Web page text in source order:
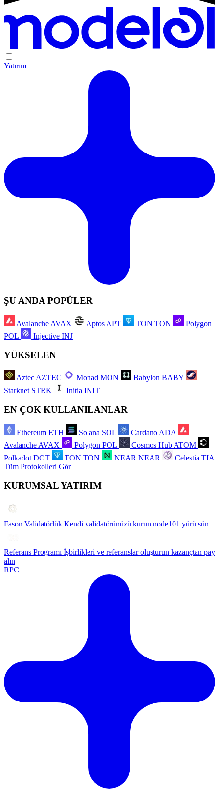
Yatırım
ŞU ANDA POPÜLER
Avalanche AVAX Aptos APT TON TON
Polygon
POL
Injective INJ
YÜKSELEN
AztecAZTEC Monad MON Babylon BABY
Starknet STRK Initia INIT
EN ÇOK KULLANILANLAR
Ethereum ETH Solana SOL Cardano ADA
Avalanche AVAX Polygon POL Cosmos Hub ATOM
Polkadot DOT TON TON NEAR NEAR Celestia TIA
Tüm Protokolleri Gör
KURUMSAL YATIRIM
Fason Validatörlük Kendi validatörünüzü kurun node101 yürütsün
Referans Programı İşbirlikleri ve referanslar oluşturun kazançtan pay
alın
RPC